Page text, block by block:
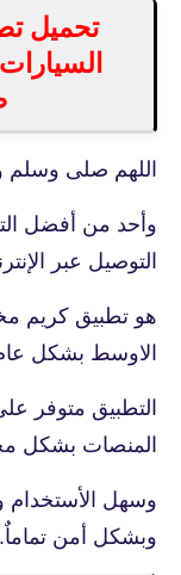
اللهم صلى وسلم
وأحد من أفضل
التوصيل عبر
هو تطبيق كريم
الاوسط بشكل
التطبيق متوفر
المنصات بشكل
وسهل الأستخدام
وبشكل أمن تماماٌ.